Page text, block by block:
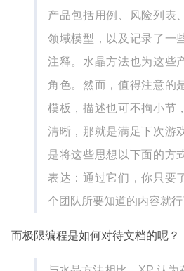
产品包括用例、风险列表
领域模型，以及记录了一
注释。水晶方法也为这些
角色。然而，值得注意的
模板，描述也可不拘小节
清晰，那就是满足下次游
是将这些思想以下面的方
表达：通过它们，你只要
个团队所要知道的内容就行
而极限编程是如何对待文档的呢？